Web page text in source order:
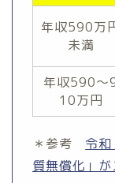
年収590万
未満
年収590〜
10万円
＊参考 令
質無償化」が